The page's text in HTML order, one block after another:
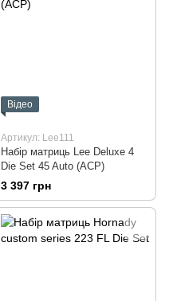
Відео
Артикул: Lee111
Набір матриць Lee Deluxe 4
Die Set 45 Auto (ACP)
3 397 грн